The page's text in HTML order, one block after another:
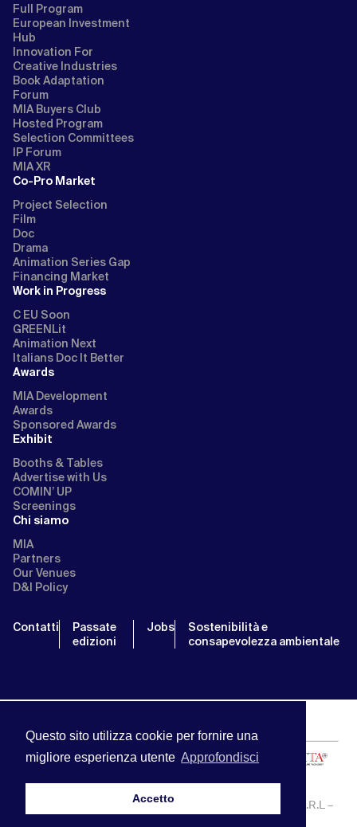
Questo sito utilizza cookie per fornire una
migliore esperienza utente Approfondisci
Accetto
Full Program
European Investment
Hub
Innovation For
Creative Industries
Book Adaptation
Forum
MIA Buyers Club
Hosted Program
Selection Committees
IP Forum
MIA XR
Co-Pro Market
Project Selection
Film
Doc
Drama
Animation Series Gap
Financing Market
Work in Progress
C EU Soon
GREENLit
Animation Next
Italians Doc It Better
Awards
MIA Development
Awards
Sponsored Awards
Exhibit
Booths & Tables
Advertise with Us
COMIN’ UP
Screenings
Chi siamo
MIA
Partners
Our Venues
D&I Policy
Contatti
Passate
edizioni
Jobs
Sostenibilità e
consapevolezza ambientale
MIA | Mercato Internazionale Audiovisivo | APA SERVICE S.R.L –